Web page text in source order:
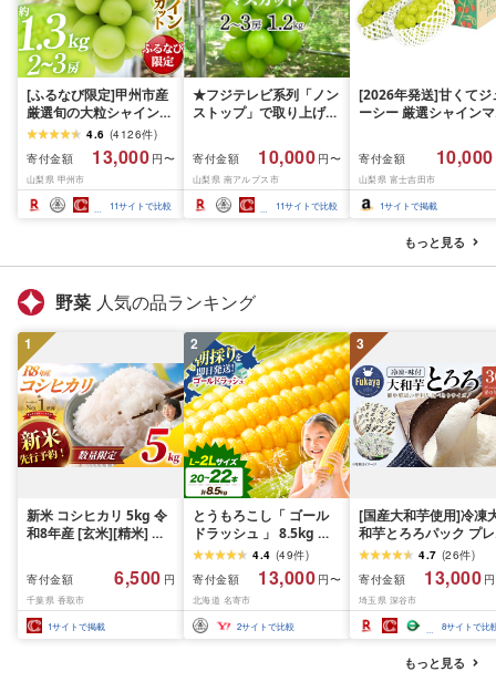
[ふるなび限定]甲州市産
厳選旬の大粒シャインマ
スカット 約1.3kg 2〜3
房[2026年発送]
(MG)B12-472 FN-
Limited-VO シャインマ
スカット フルーツ
4.6 (4126件)
寄付金額
13,000 円〜
山梨県 甲州市
11サイトで比較
★フジテレビ系列「ノン
ストップ」で取り上げら
先行予約]南アルプス市
産シャインマスカット
1.2kg以上(2〜3房)ふる
さと納税 おすすめ 山梨
県 南アルプス市 送料無
寄付金額 10,000 円〜
山梨県 南アルプス市
11サイトで比較
[2026年発送]甘くてジ
ーシー 厳選シャインマ
月前半(1〜15日)から
月下旬までの発送) フ
ーツ ぶどう 果物 山梨
産 2026 旬 大粒 高級
寄付金額 10,000
山梨県 富士吉田市
1サイトで掲載
もっと見る
野菜 人気の品ランキング
1
新米 コシヒカリ 5kg 令
和8年産 [玄米][精米] 先
米 数量 限定 こしひかり
5キロ 米5kg ごはん こめ
コメ はくまい お米マイ
スター 厳選 予約 白飯 ※
okome kome おむすび
寄付金額 6,500 円
千葉県 香取市
1サイトで掲載
2
とうもろこし「 ゴール
ドラッシュ 」 8.5kg 以
上 北海道 名寄 スイート
4.4 (49件)
寄付金額
13,000 円〜
北海道 名寄市
2サイトで比較
3
[国産大和芋使用]冷凍
和芋とろろパック プレ
ーン20パック・青のり
10パック/計30パック
[11218-0367]
4.7 (26件)
寄付金額
13,000
埼玉県 深谷市
8サイトで比
もっと見る